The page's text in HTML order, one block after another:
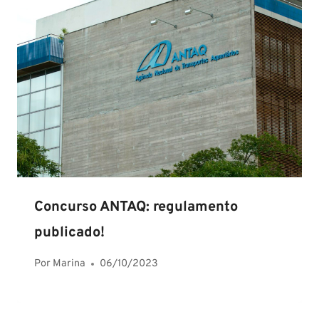
Concurso ANTAQ: regulamento
publicado!
Por Marina 06/10/2023